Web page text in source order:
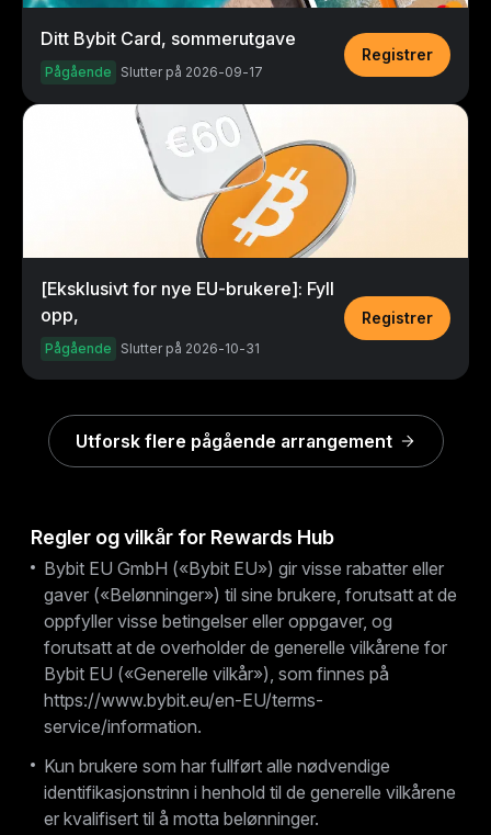
Ditt Bybit Card, sommerutgave
Pågående Slutter på 2026-09-17
Registrer
[Eksklusivt for nye EU-brukere]: Fyll
opp,
Pågående Slutter på 2026-10-31
Registrer
Utforsk flere pågående arrangement
Regler og vilkår for Rewards Hub
Bybit EU GmbH («Bybit EU») gir visse rabatter eller
gaver («Belønninger») til sine brukere, forutsatt at de
oppfyller visse betingelser eller oppgaver, og
forutsatt at de overholder de generelle vilkårene for
Bybit EU («Generelle vilkår»), som finnes på
https://www.bybit.eu/en-EU/terms-
service/information.
Kun brukere som har fullført alle nødvendige
identifikasjonstrinn i henhold til de generelle vilkårene
er kvalifisert til å motta belønninger.